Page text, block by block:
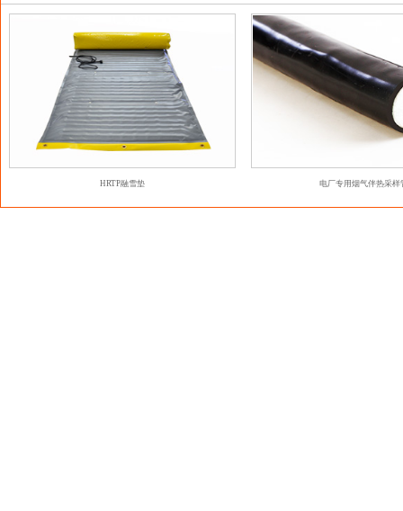
HRTP融雪垫 电厂专用烟气伴热采样